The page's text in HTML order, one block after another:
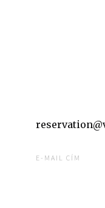
E-MAIL CÍM